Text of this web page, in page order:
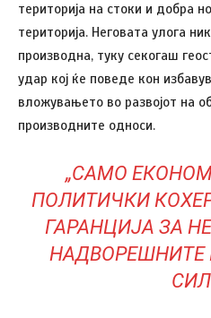
територија на стоки и добра
територија. Неговата улога
производна, туку секогаш
удар кој ќе поведе кон
вложувањето во развојот на
производните односи.
„САМО
ПОЛИТИЧКИ
ГАРАНЦИЈА ЗА